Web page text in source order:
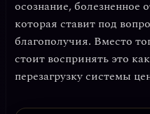
осознание, болезненное
которая ставит под
благополучия. Вместо
стоит воспринять это
перезагрузку системы